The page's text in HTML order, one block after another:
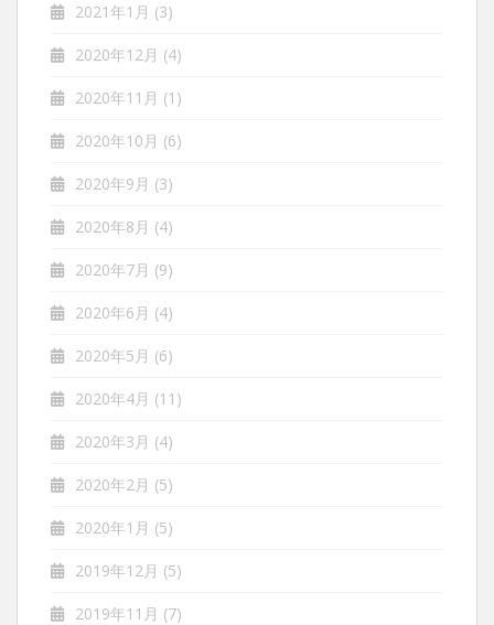
2021年1月 (3)
2020年12月 (4)
2020年11月 (1)
2020年10月 (6)
2020年9月 (3)
2020年8月 (4)
2020年7月 (9)
2020年6月 (4)
2020年5月 (6)
2020年4月 (11)
2020年3月 (4)
2020年2月 (5)
2020年1月 (5)
2019年12月 (5)
2019年11月 (7)